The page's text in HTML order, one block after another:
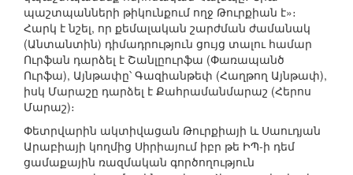
պաշտպանների թիկունքում ողջ Թուրքիան է»։
Հարկ է նշել, որ քեմալական շարժման ժամանակ
(Անտանտին) դիմադրություն ցույց տալու համար
Ուրֆան դարձել է Շանլըուրֆա (Փառապանծ
Ուրֆա), Այնթափը՝ Գազիանթեփ (Հաղթող Այնթափ),
իսկ Մարաշը դարձել է Քահրամանմարաշ (Հերոս
Մարաշ)։
Փետրվարին ակտիվացան Թուրքիայի և Սաուդյան
Արաբիայի կողմից Սիրիայում իբր թե ԻՊ-ի դեմ
ցամաքային ռազմական գործողություն